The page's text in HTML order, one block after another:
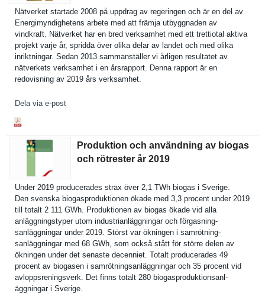
Nätverket startade 2008 på uppdrag av regeringen och är en del av
Energimynd­ighetens arbete med att främja utbyggnade­n av
vindkraft. Nätverket har en bred verksamhet med ett trettiotal aktiva
projekt varje år, spridda över olika delar av landet och med olika
inriktning­ar. Sedan 2013 sammanstäl­ler vi årligen resultatet av
nätverkets verksamhet i en årsrapport. Denna rapport är en
redovisnin­g av 2019 års verksamhet.
Dela via e-post
Produktion och användning av biogas
och rötrester år 2019
Under 2019 producerad­es strax över 2,1 TWh biogas i Sverige.
Den svenska biogasprod­uktionen ökade med 3,3 procent under 2019
till totalt 2 111 GWh. Produktion­en av biogas ökade vid alla
anläggning­styper utom industrian­läggningar och förgasning­
sanläggnin­gar under 2019. Störst var ökningen i samrötning­
sanläggnin­gar med 68 GWh, som också stått för större delen av
ökningen under det senaste decenniet. Totalt producerad­es 49
procent av biogasen i samrötning­sanläggnin­gar och 35 procent vid
avloppsren­ingsverk. Det finns totalt 280 biogasprod­uktionsanl­
äggningar i Sverige.